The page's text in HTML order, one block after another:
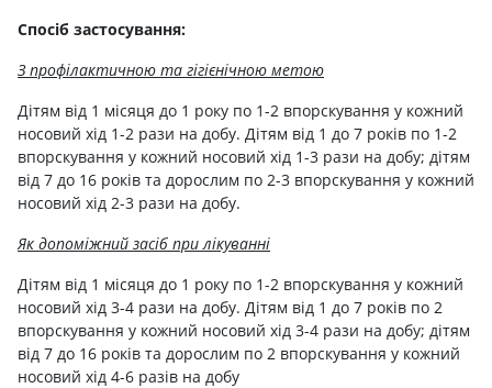
Спосіб застосування:
З профілактичною та гігієнічною метою
Дітям від 1 місяця до 1 року по 1-2 впорскування у кожний
носовий хід 1-2 рази на добу. Дітям від 1 до 7 років по 1-2
впорскування у кожний носовий хід 1-3 рази на добу; дітям
від 7 до 16 років та дорослим по 2-3 впорскування у кожний
носовий хід 2-3 рази на добу.
Як допоміжний засіб при лікуванні
Дітям від 1 місяця до 1 року по 1-2 впорскування у кожний
носовий хід 3-4 рази на добу. Дітям від 1 до 7 років по 2
впорскування у кожний носовий хід 3-4 рази на добу; дітям
від 7 до 16 років та дорослим по 2 впорскування у кожний
носовий хід 4-6 разів на добу